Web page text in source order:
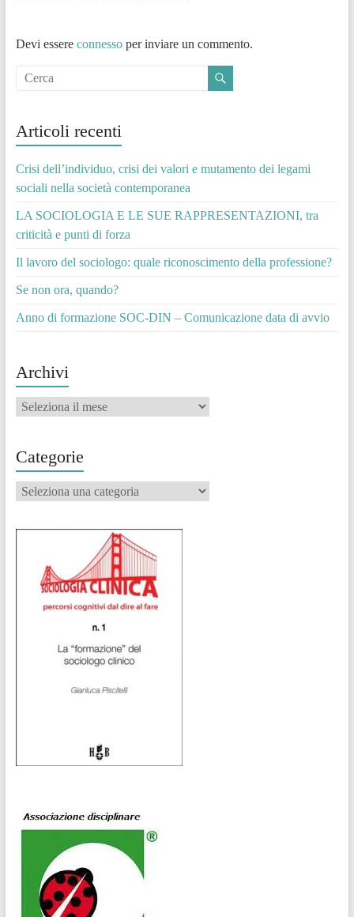
Devi essere connessoper inviare un commento.
Articoli recenti
Crisi dell’individuo, crisi dei valori e mutamento dei legami
sociali nella società contemporanea
LA SOCIOLOGIA E LE SUE RAPPRESENTAZIONI, tra
criticità e punti di forza
Il lavoro del sociologo: quale riconoscimento della professione?
Se non ora, quando?
Anno di formazione SOC-DIN – Comunicazione data di avvio
Archivi
Archivi
Categorie
Categorie